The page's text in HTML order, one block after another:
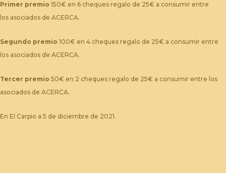
Primer premio 150€ en 6 cheques regalo de 25€ a consumir entre
los asociados de ACERCA.
Segundo premio 100€ en 4 cheques regalo de 25€ a consumir entre
los asociados de ACERCA.
Tercer premio 50€ en 2 cheques regalo de 25€ a consumir entre los
asociados de ACERCA.
En El Carpio a 5 de diciembre de 2021.